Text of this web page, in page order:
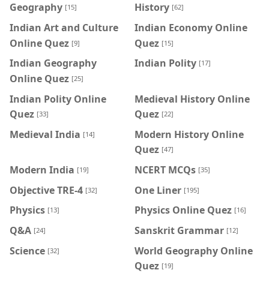
Geography [15] History [62]
Indian Art and Culture
Online Quez [9]
Indian Economy Online
Quez [15]
Indian Geography
Online Quez [25]
Indian Polity [17]
Indian Polity Online
Quez [33]
Medieval History Online
Quez [22]
Medieval India [14]
Modern History Online
Quez [47]
Modern India [19] NCERT MCQs [35]
Objective TRE-4 [32] One Liner [195]
Physics [13] Physics Online Quez [16]
Q&A [24] Sanskrit Grammar [12]
Science [32]
World Geography Online
Quez [19]